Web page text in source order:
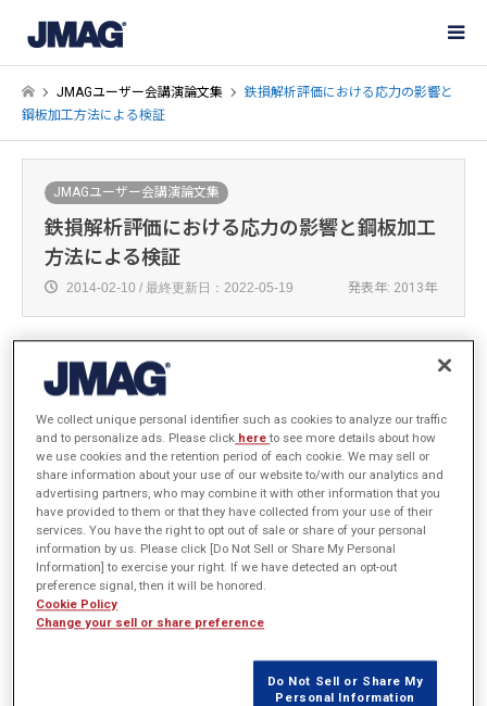
JMAGユーザー会講演論文集
鉄損解析評価における応力の影響と
鋼板加工方法による検証
JMAGユーザー会講演論文集
鉄損解析評価における応力の影響と鋼板加工
方法による検証
2014-02-10 / 最終更新日：2022-05-19 発表年: 2013年
株式会社安川電機 技術開発本部 開発研究所 エネル
ギー変換技術グループ
大戸 基道
概要
モータの高効率化が求められている中で電磁界解析による鉄損計算に
ついても高い精度が要求されている。
言われており、計算結果を評価する際に応力の影響を考慮することは
重要である。本発表では鉄損の測定値と解析結果との誤差を、電磁鋼
We collect unique personal identifier such as cookies to analyze our traffic
and to personalize ads. Please click hereto see more details about how
we use cookies and the retention period of each cookie. We may sell or
share information about your use of our website to/with our analytics and
advertising partners, who may combine it with other information that you
have provided to them or that they have collected from your use of their
services. You have the right to opt out of sale or share of your personal
information by us. Please click [Do Not Sell or Share My Personal
Information] to exercise your right. If we have detected an opt-out
preference signal, then it will be honored.
Cookie Policy
Change your sell or share preference
Do Not Sell or Share My
Personal Information